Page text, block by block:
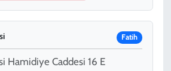
Fatih
Hamidiye Caddesi 16 E